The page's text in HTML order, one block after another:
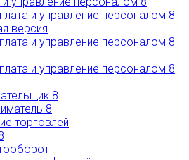
и управление персоналом 8
версия
и управление персоналом 8
и управление персоналом 8
8
8
торговлей